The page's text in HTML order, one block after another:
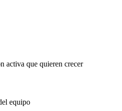
activa que quieren crecer
equipo